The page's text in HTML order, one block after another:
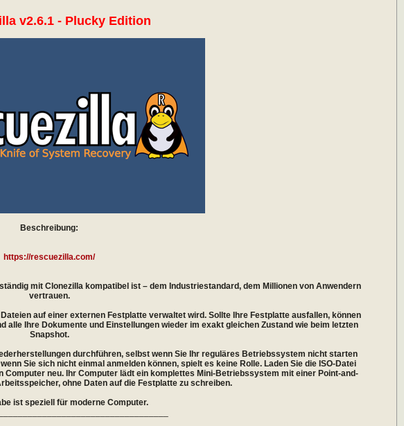
v2.6.1 - Plucky Edition
Beschreibung:
https://rescuezilla.com/
mit Clonezilla kompatibel ist – dem Industriestandard, dem Millionen von Anwendern
vertrauen.
auf einer externen Festplatte verwaltet wird. Sollte Ihre Festplatte ausfallen, können
alle Ihre Dokumente und Einstellungen wieder im exakt gleichen Zustand wie beim letzten
Snapshot.
durchführen, selbst wenn Sie Ihr reguläres Betriebssystem nicht starten
Sie sich nicht einmal anmelden können, spielt es keine Rolle. Laden Sie die ISO-Datei
Computer neu. Ihr Computer lädt ein komplettes Mini-Betriebssystem mit einer Point-and-
ohne Daten auf die Festplatte zu schreiben.
ist speziell für moderne Computer.